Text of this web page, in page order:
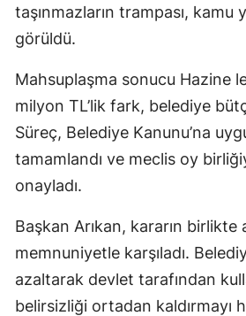
taşınmazların trampası, kamu
görüldü.
Mahsuplaşma sonucu Hazine
milyon TL’lik fark, belediye
Süreç, Belediye Kanunu’na
tamamlandı ve meclis oy
onayladı.
Başkan Arıkan, kararın birlikte
memnuniyetle karşıladı.
azaltarak devlet tarafından
belirsizliği ortadan kaldırmayı